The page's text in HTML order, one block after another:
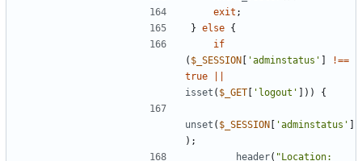
exit ;
} else {
if
( $_SESSION [ 'adminstatus' ]
!==
true
isset ( $_GET [ 'logout' ])) {
unset ( $_SESSION [ 'adminstatus' ]
);
header(